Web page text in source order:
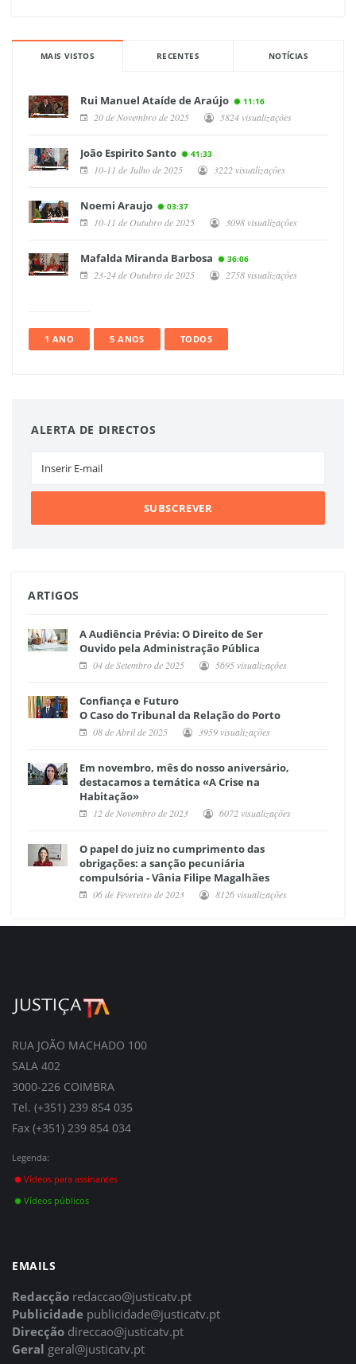
MAIS VISTOS RECENTES NOTÍCIAS
Rui Manuel Ataíde de Araújo 11:16
20 de Novembro de 2025 5824 visualizações
João Espirito Santo 41:33
10-11 de Julho de 2025 3222 visualizações
Noemi Araujo 03:37
10-11 de Outubro de 2025 3098 visualizações
Mafalda Miranda Barbosa 36:06
23-24 de Outubro de 2025 2758 visualizações
1 ANO 5 ANOS TODOS
ALERTA DE DIRECTOS
ARTIGOS
A Audiência Prévia: O Direito de Ser
Ouvido pela Administração Pública
04 de Setembro de 2025 5695 visualizações
Confiança e Futuro
O Caso do Tribunal da Relação do Porto
08 de Abril de 2025 3959 visualizações
Em novembro, mês do nosso aniversário,
destacamos a temática «A Crise na
Habitação»
12 de Novembro de 2023 6072 visualizações
O papel do juiz no cumprimento das
obrigações: a sanção pecuniária
compulsória - Vânia Filipe Magalhães
06 de Fevereiro de 2023 8126 visualizações
RUA JOÃO MACHADO 100
SALA 402
3000-226 COIMBRA
Tel. (+351) 239 854 035
Fax (+351) 239 854 034
Legenda:
Vídeos para assinantes
Vídeos públicos
EMAILS
Redacção redaccao@justicatv.pt
Publicidade publicidade@justicatv.pt
Direcção direccao@justicatv.pt
Geral geral@justicatv.pt